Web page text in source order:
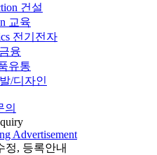
건설
교육
전기전자
융
유통
/디자인
의
Advertisement
정, 등록안내